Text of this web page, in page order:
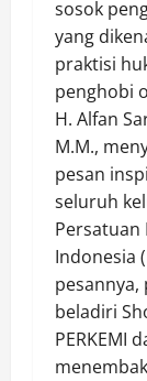
sosok
yang
praktisi
penghobi
H. Alfan
M.M.,
pesan
seluruh
Persatuan
Indonesia
pesannya,
beladiri
PERKEMI